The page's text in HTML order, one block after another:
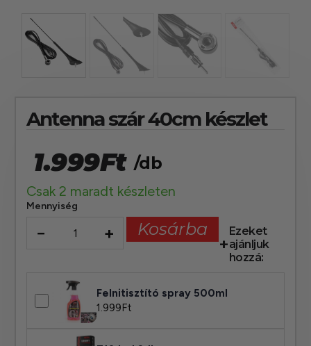
Antenna szár 40cm készlet
1.999Ft /db
Csak 2 maradt készleten
Mennyiség
− + Kosárba
Ezeket
ajánljuk
hozzá:
Felnitisztító spray 500ml
1.999Ft